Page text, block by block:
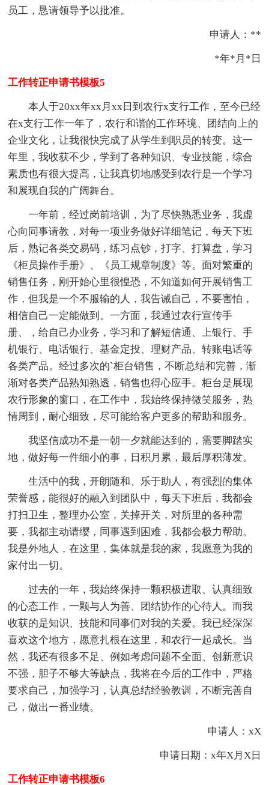
员工，恳请领导予以批准。
申请人：**
*年*月*日
工作转正申请书模板5
本人于20xx年xx月xx日到农行x支行工作，至今已经
在x支行工作一年了，农行和谐的工作环境、团结向上的
企业文化，让我很快完成了从学生到职员的转变。这一
年里，我收获不少，学到了各种知识、专业技能，综合
素质也有很大提高，让我真切地感受到农行是一个学习
和展现自我的广阔舞台。
一年前，经过岗前培训，为了尽快熟悉业务，我虚
心向同事请教，对每一项业务做好详细笔记，每天下班
后，熟记各类交易码，练习点钞，打字、打算盘，学习
《柜员操作手册》、《员工规章制度》等。面对繁重的
销售任务，刚开始心里很惶恐，不知道如何开展销售工
作，但我是一个不服输的人，我告诫自己，不要害怕，
相信自己一定能做到。一方面，我通过农行宣传手
册、，给自己办业务，学习和了解短信通、上银行、手
机银行、电话银行、基金定投、理财产品、转账电话等
各类产品。经过多次的`柜台销售，不断总结和完善，渐
渐对各类产品熟知熟透，销售也得心应手。柜台是展现
农行形象的窗口，在工作中，我始终保持微笑服务，热
情周到，耐心细致，尽可能给客户更多的帮助和服务。
我坚信成功不是一朝一夕就能达到的，需要脚踏实
地，做好每一件细小的事，日积月累，最后厚积薄发。
生活中的我，开朗随和、乐于助人，有强烈的集体
荣誉感，能很好的融入到团队中，每天下班后，我都会
打扫卫生，整理办公室，关掉开关，对所里的各种需
要，我都主动请缨，同事遇到困难，我都会极力帮助。
我是外地人，在这里，集体就是我的家，我愿意为我的
家付出一切。
过去的一年，我始终保持一颗积极进取、认真细致
的心态工作，一颗与人为善、团结协作的心待人。而我
收获的是知识、技能和同事们对我的关爱。我已经深深
喜欢这个地方，愿意扎根在这里，和农行一起成长。当
然，我还有很多不足、例如考虑问题不全面、创新意识
不强，胆子不够大等缺点，我将在今后的工作中，严格
要求自己，加强学习，认真总结经验教训，不断完善自
己，做出一番业绩。
申请人：xX
申请日期：x年X月X日
工作转正申请书模板6